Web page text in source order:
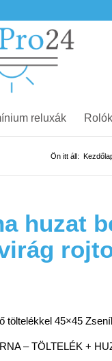
reluxák Rolók
Ön itt áll:
huzat
töltelékkel 45×45
– TÖLTELÉK +